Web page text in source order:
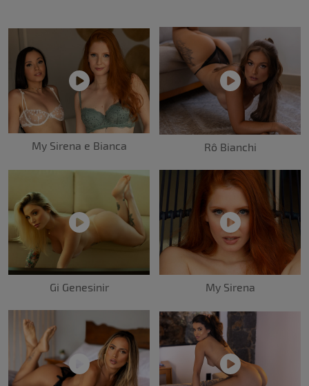
My Sirena e Bianca Rô Bianchi
Gi Genesinir My Sirena